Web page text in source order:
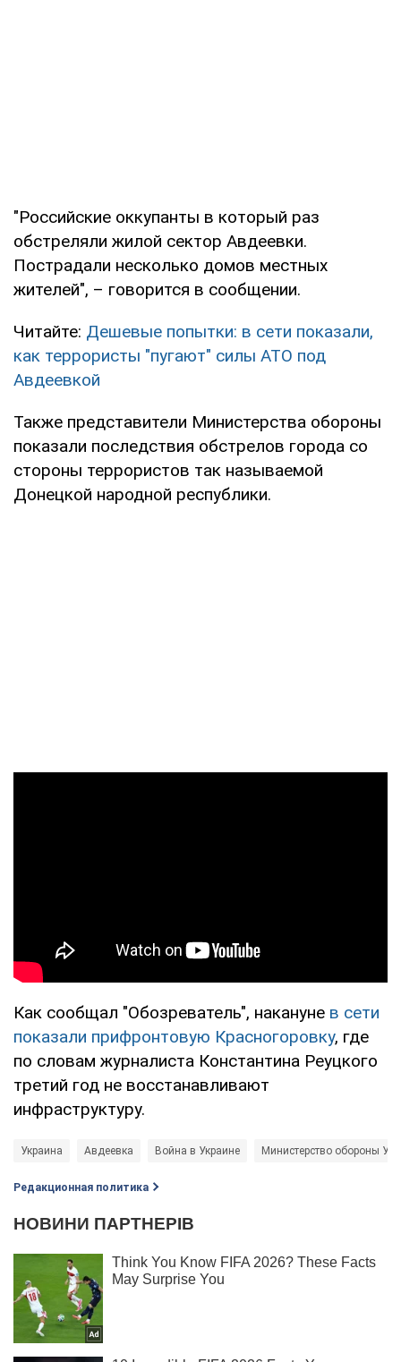
"Российские оккупанты в который раз
обстреляли жилой сектор Авдеевки.
Пострадали несколько домов местных
жителей", – говорится в сообщении.
Читайте: Дешевые попытки: в сети показали,
как террористы "пугают" силы АТО под
Авдеевкой
Также представители Министерства обороны
показали последствия обстрелов города со
стороны террористов так называемой
Донецкой народной республики.
Как сообщал "Обозреватель", накануне в сети
показали прифронтовую Красногоровку, где
по словам журналиста Константина Реуцкого
третий год не восстанавливают
инфраструктуру.
Украина Авдеевка Война в Украине Министерство обороны
Редакционная политика